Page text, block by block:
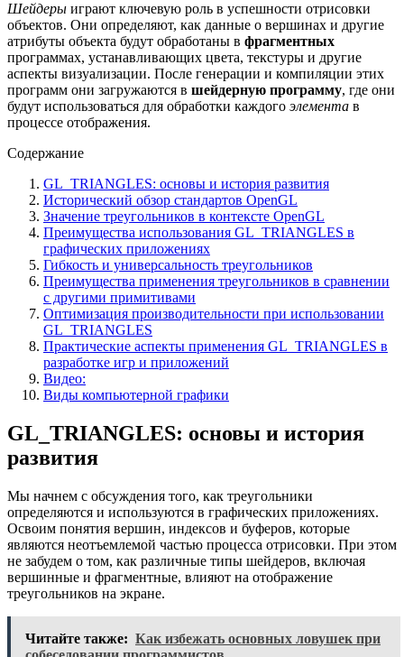
Шейдеры играют ключевую роль в успешности отрисовки
объектов. Они определяют, как данные о вершинах и другие
атрибуты объекта будут обработаны в фрагментных
программах, устанавливающих цвета, текстуры и другие
аспекты визуализации. После генерации и компиляции этих
программ они загружаются в шейдерную программу, где они
будут использоваться для обработки каждого элемента в
процессе отображения.
Содержание
GL_TRIANGLES: основы и история развития
Исторический обзор стандартов OpenGL
Значение треугольников в контексте OpenGL
Преимущества использования GL_TRIANGLES в
графических приложениях
Гибкость и универсальность треугольников
Преимущества применения треугольников в сравнении
с другими примитивами
Оптимизация производительности при использовании
GL_TRIANGLES
Практические аспекты применения GL_TRIANGLES в
разработке игр и приложений
Видео:
Виды компьютерной графики
GL_TRIANGLES: основы и история
развития
Мы начнем с обсуждения того, как треугольники
определяются и используются в графических приложениях.
Освоим понятия вершин, индексов и буферов, которые
являются неотъемлемой частью процесса отрисовки. При этом
не забудем о том, как различные типы шейдеров, включая
вершинные и фрагментные, влияют на отображение
треугольников на экране.
Читайте также: Как избежать основных ловушек при